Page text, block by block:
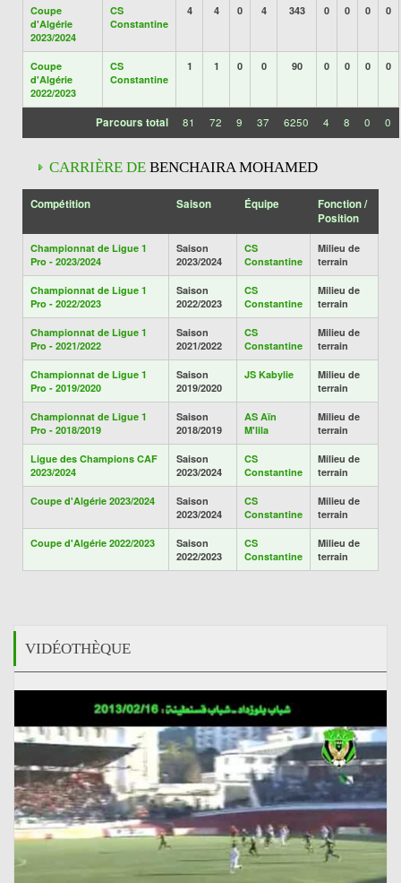
Coupe
d'Algérie
2023/2024
CS
Constantine
4 4 0 4 343 0 0 0 0
Coupe
d'Algérie
2022/2023
CS
Constantine
1 1 0 0 90 0 0 0 0
Parcours total 81 72 9 37 6250 4 8 0 0
CARRIÈRE DE BENCHAIRA MOHAMED
Compétition Saison Équipe
Fonction /
Position
Championnat de Ligue 1
Pro - 2023/2024
Saison
2023/2024
CS
Constantine
Milieu de
terrain
Championnat de Ligue 1
Pro - 2022/2023
Saison
2022/2023
CS
Constantine
Milieu de
terrain
Championnat de Ligue 1
Pro - 2021/2022
Saison
2021/2022
CS
Constantine
Milieu de
terrain
Championnat de Ligue 1
Pro - 2019/2020
Saison
2019/2020
JS Kabylie
Milieu de
terrain
Championnat de Ligue 1
Pro - 2018/2019
Saison
2018/2019
AS Aïn
M'lila
Milieu de
terrain
Ligue des Champions CAF
2023/2024
Saison
2023/2024
CS
Constantine
Milieu de
terrain
Coupe d'Algérie 2023/2024
Saison
2023/2024
CS
Constantine
Milieu de
terrain
Coupe d'Algérie 2022/2023
Saison
2022/2023
CS
Constantine
Milieu de
terrain
VIDÉOTHÈQUE